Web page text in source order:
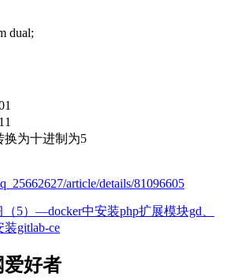
dual;
换为十进制为5
article/details/81096605
（5）—docker中安装php扩展模块gd、
装gitlab-ce
爱好者